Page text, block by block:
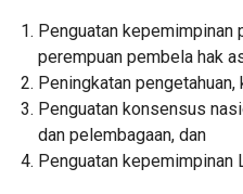
‎Penguatan kepemimpinan
perempuan pembela hak
‎Peningkatan
‎Penguatan konsensus
dan pelembagaan, dan
‎Penguatan kepemimpinan